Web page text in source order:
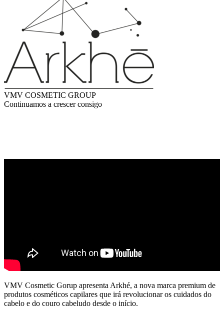
VMV COSMETIC GROUP
Continuamos a crescer consigo
VMV Cosmetic Gorup apresenta Arkhé, a nova marca premium de
produtos cosméticos capilares que irá revolucionar os cuidados do
cabelo e do couro cabeludo desde o início.